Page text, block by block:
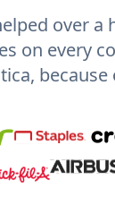
over a
on every